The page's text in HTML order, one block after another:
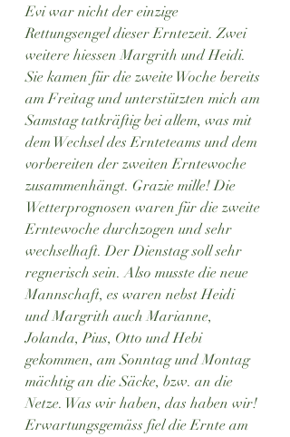
Evi war nicht der einzige
Rettungsengel dieser Erntezeit. Zwei
weitere hiessen Margrith und Heidi.
Sie kamen für die zweite Woche bereits
am Freitag und unterstützten mich am
Samstag tatkräftig bei allem, was mit
dem Wechsel des Ernteteams und dem
vorbereiten der zweiten Erntewoche
zusammenhängt. Grazie mille! Die
Wetterprognosen waren für die zweite
Erntewoche durchzogen und sehr
wechselhaft. Der Dienstag soll sehr
regnerisch sein. Also musste die neue
Mannschaft, es waren nebst Heidi
und Margrith auch Marianne,
Jolanda, Pius, Otto und Hebi
gekommen, am Sonntag und Montag
mächtig an die Säcke, bzw. an die
Netze. Was wir haben, das haben wir!
Erwartungsgemäss fiel die Ernte am